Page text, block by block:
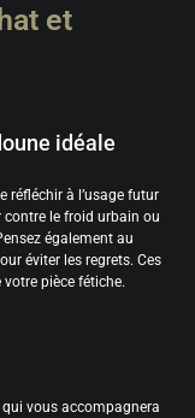
et
idéale
réfléchir à l’usage futur
contre le froid urbain ou
également au
éviter les regrets. Ces
pièce fétiche.
vous accompagnera